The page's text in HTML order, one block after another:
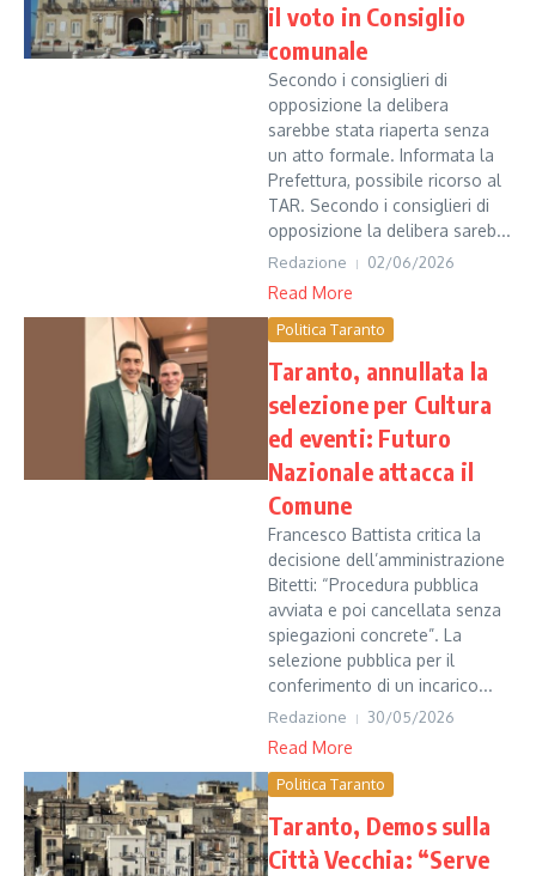
il voto in Consiglio
comunale
Secondo i consiglieri di
opposizione la delibera
sarebbe stata riaperta senza
un atto formale. Informata la
Prefettura, possibile ricorso al
TAR. Secondo i consiglieri di
opposizione la delibera sareb...
Redazione 02/06/2026
Read More
Politica Taranto
Taranto, annullata la
selezione per Cultura
ed eventi: Futuro
Nazionale attacca il
Comune
Francesco Battista critica la
decisione dell’amministrazione
Bitetti: “Procedura pubblica
avviata e poi cancellata senza
spiegazioni concrete”. La
selezione pubblica per il
conferimento di un incarico...
Redazione 30/05/2026
Read More
Politica Taranto
Taranto, Demos sulla
Città Vecchia: “Serve